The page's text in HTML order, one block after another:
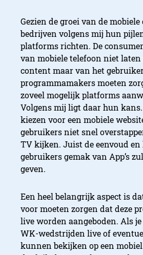
Gezien de groei van de
bedrijven volgens mij hun
platforms richten. De
van mobiele telefoon niet
content maar van het
programmamakers moeten
zoveel mogelijk platforms
Volgens mij ligt daar hun
kiezen voor een mobiele
gebruikers niet snel
TV kijken. Juist de eenvoud en
gebruikers gemak van App’s
geven.
Een heel belangrijk aspect is
voor moeten zorgen dat deze
live worden aangeboden. Als
WK-wedstrijden live of
kunnen bekijken op een